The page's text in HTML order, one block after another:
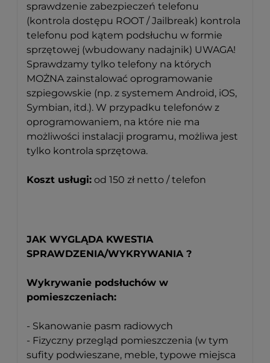
sprawdzenie zabezpieczeń telefonu
(kontrola dostępu ROOT / Jailbreak) kontrola
telefonu pod kątem podsłuchu w formie
sprzętowej (wbudowany nadajnik) UWAGA!
Sprawdzamy tylko telefony na których
MOŻNA zainstalować oprogramowanie
szpiegowskie (np. z systemem Android, iOS,
Symbian, itd.). W przypadku telefonów z
oprogramowaniem, na które nie ma
możliwości instalacji programu, możliwa jest
tylko kontrola sprzętowa.
Koszt usługi: od 150 zł netto / telefon
JAK WYGLĄDA KWESTIA
SPRAWDZENIA/WYKRYWANIA ?
Wykrywanie podsłuchów w
pomieszczeniach:
- Skanowanie pasm radiowych
- Fizyczny przegląd pomieszczenia (w tym
sufity podwieszane, meble, typowe miejsca